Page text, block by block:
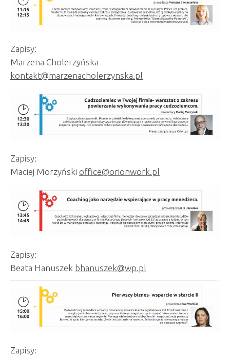
Zapisy:
Marzena Cholerzyńska
kontakt@marzenacholerzynska.pl
Zapisy:
Maciej Morzyński office@orionwork.pl
Zapisy:
Beata Hanuszek bhanuszek@wp.pl
Zapisy: